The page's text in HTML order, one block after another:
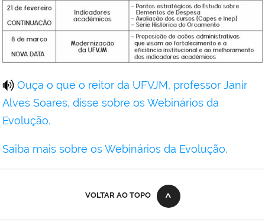
Ouça o que o reitor da UFVJM, professor Janir
Alves Soares, disse sobre os Webinários da
Evolução.
Saiba mais sobre os Webinários da Evolução.
VOLTAR AO TOPO